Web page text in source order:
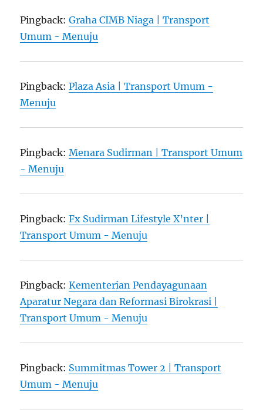
Pingback:Graha CIMB Niaga | Transport
Umum - Menuju
Pingback:Plaza Asia | Transport Umum -
Menuju
Pingback:Menara Sudirman | Transport Umum
- Menuju
Pingback:Fx Sudirman Lifestyle X’nter |
Transport Umum - Menuju
Pingback:Kementerian Pendayagunaan
Aparatur Negara dan Reformasi Birokrasi |
Transport Umum - Menuju
Pingback: Summitmas Tower 2 | Transport
Umum - Menuju